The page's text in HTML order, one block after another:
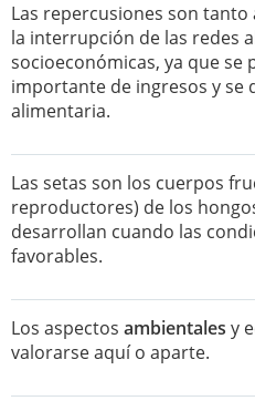
Las repercusiones son tanto
la interrupción de las redes
socioeconómicas, ya que se
importante de ingresos y se
alimentaria.
Las setas son los cuerpos
reproductores) de los
desarrollan cuando las
favorables.
Los aspectos ambientales y
valorarse aquí o aparte.